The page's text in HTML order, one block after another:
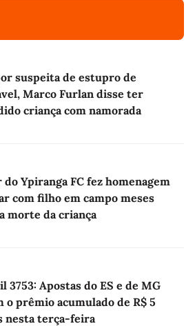
suspeita de estupro de
Marco Furlan disse ter
criança com namorada
do Ypiranga FC fez homenagem
com filho em campo meses
morte da criança
3753: Apostas do ES e de MG
o prêmio acumulado de R$ 5
nesta terça-feira